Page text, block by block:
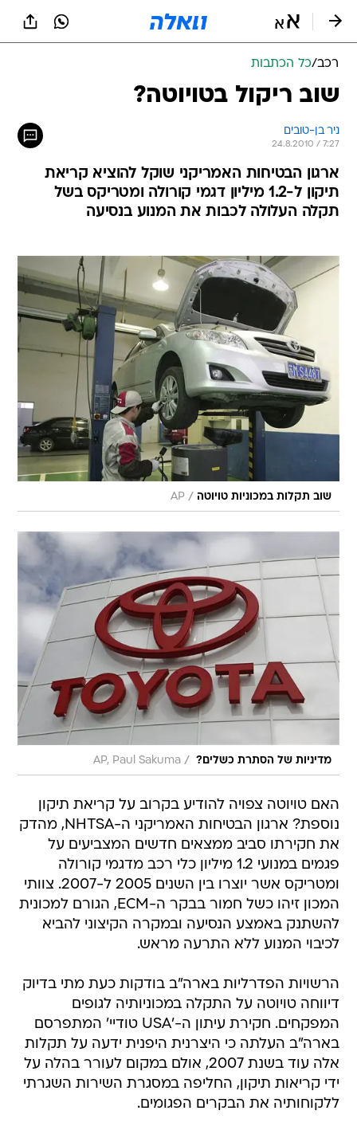
רכב/כל הכתבות
שוב ריקול בטויוטה?
ניר בן-טובים
24.8.2010 / 7:27
ארגון הבטיחות האמריקני שוקל להוציא קריאת
תיקון ל-1.2 מיליון דגמי קורולה ומטריקס בשל
תקלה העלולה לכבות את המנוע בנסיעה
שוב תקלות במכוניות טויוטה /
AP
מדיניות של הסתרת כשלים? /
AP, Paul Sakuma
האם טויוטה צפויה להודיע בקרוב על קריאת תיקון
נוספת? ארגון הבטיחות האמריקני ה-NHTSA, מהדק
את חקירתו סביב ממצאים חדשים המצביעים על
פגמים במנועי 1.2 מיליון כלי רכב מדגמי קורולה
ומטריקס אשר יוצרו בין השנים 2005 ל-2007. צוותי
המכון זיהו כשל חמור בבקר ה-ECM, הגורם למכונית
להשתנק באמצע הנסיעה ובמקרה הקיצוני להביא
לכיבוי המנוע ללא התרעה מראש.
הרשויות הפדרליות בארה"ב בודקות כעת מתי בדיוק
דיווחה טויוטה על התקלה במכוניותיה לגופים
המפקחים. חקירת עיתון ה-'USA טודיי' המתפרסם
בארה"ב העלתה כי היצרנית היפנית ידעה על תקלות
אלה עוד בשנת 2007, אולם במקום לעורר בהלה על
ידי קריאות תיקון, החליפה במסגרת השירות השגרתי
ללקוחותיה את הבקרים הפגומים.